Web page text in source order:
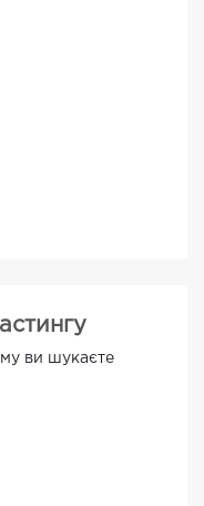
ви шукаєте